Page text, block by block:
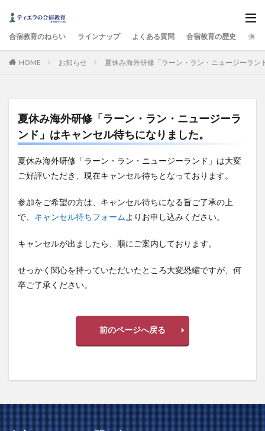
合宿教育のねらい ラインナップ よくある質問 合宿教育の歴史 合宿
HOME お知らせ 夏休み海外研修「ラーン・ラン・ニュージーラ
夏休み海外研修「ラーン・ラン・ニュージーラ
ンド」はキャンセル待ちになりました。
夏休み海外研修「ラーン・ラン・ニュージーランド」は大変
ご好評いただき、現在キャンセル待ちとなっております。
参加をご希望の方は、キャンセル待ちになる旨ご了承の上
で、 キャンセル待ちフォームよりお申し込みください。
キャンセルが出ましたら、順にご案内しております。
せっかく関心を持っていただいたところ大変恐縮ですが、何
卒ご了承ください。
前のページへ戻る